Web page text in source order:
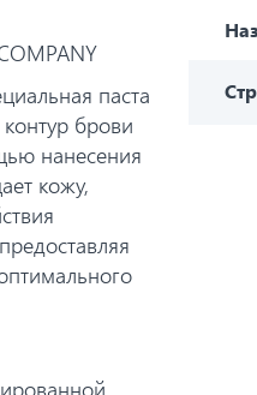
паста
брови
нанесения
кожу,